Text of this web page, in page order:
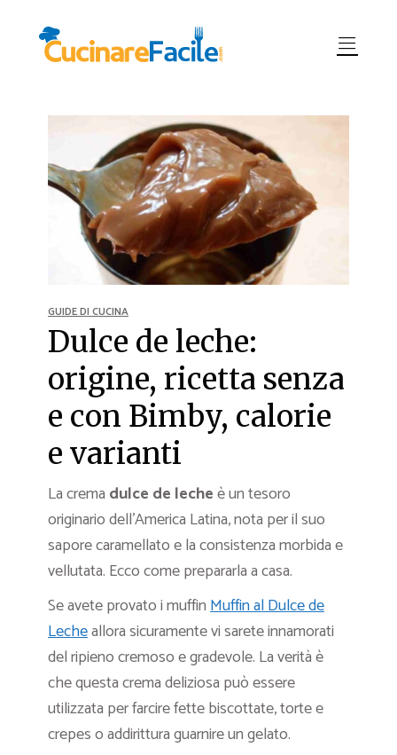
GUIDE DI CUCINA
Dulce de leche:
origine, ricetta senza
e con Bimby, calorie
e varianti
La crema dulce de lecheè un tesoro
originario dell’America Latina, nota per il suo
sapore caramellato e la consistenza morbida e
vellutata. Ecco come prepararla a casa.
Se avete provato i muffinMuffin al Dulce de
Lecheallora sicuramente vi sarete innamorati
del ripieno cremoso e gradevole. La verità è
che questa crema deliziosa può essere
utilizzata per farcire fette biscottate, torte e
crepes o addirittura guarnire un gelato.